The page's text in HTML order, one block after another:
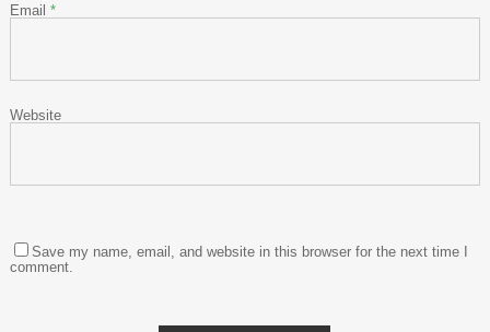
Email *
Website
Save my name, email, and website in this browser for the next time I
comment.